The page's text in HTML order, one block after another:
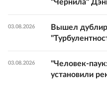
"Чернила"
03.08.2026
Вышел
03.08.2026
"Человек-
установили